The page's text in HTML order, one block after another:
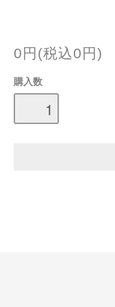
0円(税込0円)
購入数